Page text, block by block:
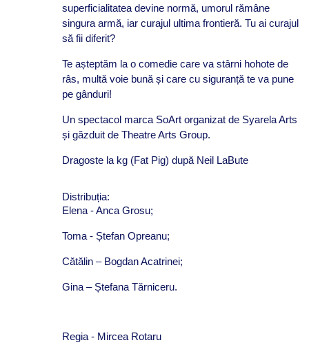
superficialitatea devine normă, umorul rămâne
singura armă, iar curajul ultima frontieră. Tu ai curajul
să fii diferit?
Te așteptăm la o comedie care va stârni hohote de
râs, multă voie bună și care cu siguranță te va pune
pe gânduri!
Un spectacol marca SoArt organizat de Syarela Arts
și găzduit de Theatre Arts Group.
Dragoste la kg (Fat Pig) după Neil LaBute
Distribuția:
Elena - Anca Grosu;
Toma - Ștefan Opreanu;
Cătălin – Bogdan Acatrinei;
Gina – Ștefana Tărniceru.
Regia - Mircea Rotaru